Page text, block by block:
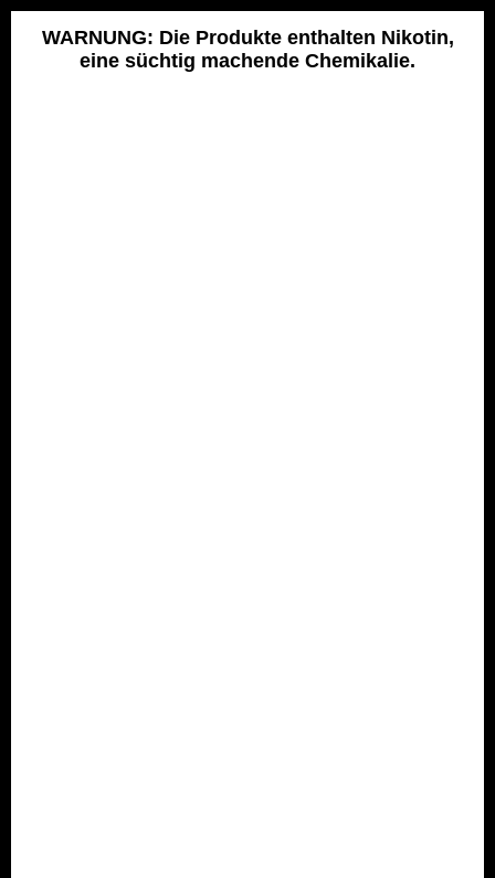
Skip
WARNUNG: Die Produkte enthalten Nikotin,
eine süchtig machende Chemikalie.